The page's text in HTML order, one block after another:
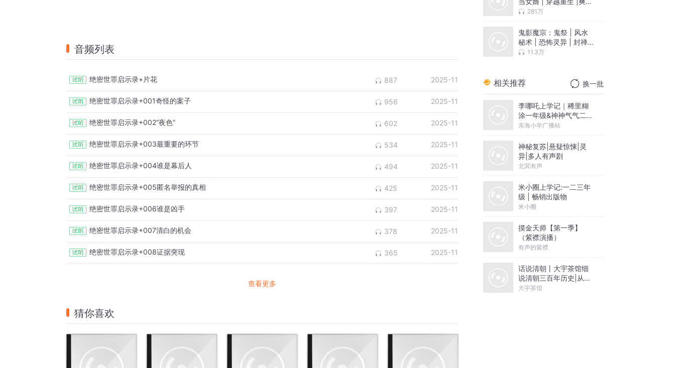
音频列表
绝密世罪启示录+片花 887 2025-11
绝密世罪启示录+001奇怪的案子 956 2025-11
绝密世罪启示录+002“夜色” 602 2025-11
绝密世罪启示录+003最重要的环节 534 2025-11
绝密世罪启示录+004谁是幕后人 494 2025-11
绝密世罪启示录+005匿名举报的真相 425 2025-11
绝密世罪启示录+006谁是凶手 397 2025-11
绝密世罪启示录+007清白的机会 378 2025-11
绝密世罪启示录+008证据突现 365 2025-11
查看更多
猜你喜欢
| 空间 | 年代大戏
281万
鬼影魔宗：鬼祭 | 风水
秘术 | 恐怖灵异 | 封禅
路 11.3万
相关推荐 换一批
李哪吒上学记｜稀里糊
涂一年级&神神气气二年
级
东海小学广播站
神秘复苏|悬疑惊悚|灵
异|多人有声剧
北冥有声
米小圈上学记:一二三年
级 | 畅销出版物
米小圈
摸金天师【第一季】
（紫襟演播）
有声的紫襟
话说清朝丨大宇茶馆细
说清朝三百年历史|从努
尔哈赤到末代皇帝溥仪|
大宇茶馆